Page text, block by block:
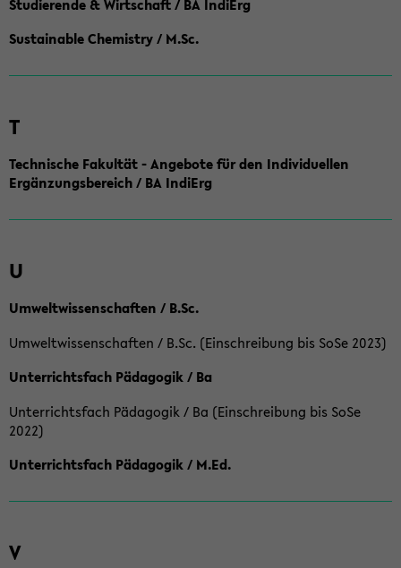
Studierende & Wirtschaft / BA IndiErg
Sustainable Chemistry / M.Sc.
T
Technische Fakultät - Angebote für den Individuellen
Ergänzungsbereich / BA IndiErg
U
Umweltwissenschaften / B.Sc.
Umweltwissenschaften / B.Sc. (Einschreibung bis SoSe 2023)
Unterrichtsfach Pädagogik / Ba
Unterrichtsfach Pädagogik / Ba (Einschreibung bis SoSe
2022)
Unterrichtsfach Pädagogik / M.Ed.
V